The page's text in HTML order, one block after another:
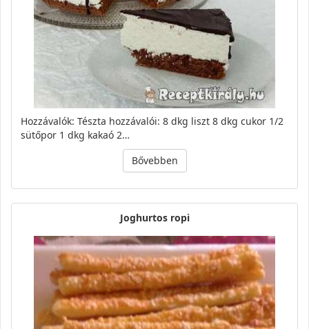
Hozzávalók: Tészta hozzávalói: 8 dkg liszt 8 dkg cukor 1/2
sütőpor 1 dkg kakaó 2…
Bővebben
Joghurtos ropi